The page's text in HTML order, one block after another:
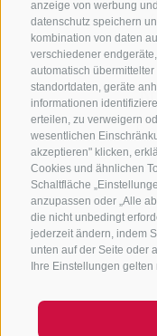
anzeige von werbung
datenschutz speichern
kombination von daten
verschiedener
automatisch
standortdaten, geräte
informationen
erteilen, zu verweigern
wesentlichen
akzeptieren" klicken,
Cookies und ähnlichen
Schaltfläche
anzupassen oder „Alle
die nicht unbedingt
jederzeit ändern, indem
unten auf der Seite oder
Ihre Einstellungen